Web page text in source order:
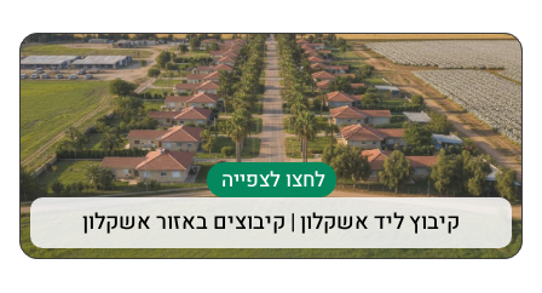
לחצו לצפייה
קיבוץ ליד אשקלון | קיבוצים באזור אשקלון